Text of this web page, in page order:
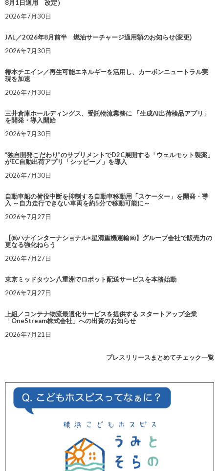
8月1日適用 改定）
2026年7月30日
JAL／2026年8月前半 燃油サーチャージ適用額のお知らせ(変更)
2026年7月30日
椿本チエイン／再生可能エネルギーを活用し、カーボンニュートラル実
現を加速
2026年7月30日
三井倉庫ホールディングス、受託物流業務に 「生成AI出荷検品アプリ」
を開発・導入開始
2026年7月30日
“独自開発こだわり”のサプリメントでD2C展開する「ウェルモット製薬」
がEC自動出荷アプリ「シッピーノ」を導入
2026年7月30日
自動車船の荷役中断を抑制する自動車移動用「スケーター」を開発・導
入 ～自力走行できない車両を約5分で移動可能に～
2026年7月27日
【㈱ハナインターナショナル×星清重機運輸㈱】グループ会社で販売力の
更なる強化ねらう
2026年7月27日
東京ミッドタウン八重洲でロボット配送サービスを本格始動
2026年7月27日
上組／コンテナ物流最適化サービスを提供する スタートアップ企業
「OneStream株式会社」への出資のお知らせ
2026年7月21日
プレスリリースまとめてチェック一覧